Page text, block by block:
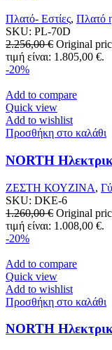
Πλατό- Εστίες, Πλατό
SKU: PL-70D
2.256,00€ Original
τιμή είναι: 1.805,00 €.
-20%
Add to compare
Quick view
Add to wishlist
Προσθήκη στο καλάθι
NORTH
ΖΕΣΤΗ ΚΟΥΖΙΝΑ,
SKU: DKE-6
1.260,00€ Original
τιμή είναι: 1.008,00 €.
-20%
Add to compare
Quick view
Add to wishlist
Προσθήκη στο καλάθι
NORTH